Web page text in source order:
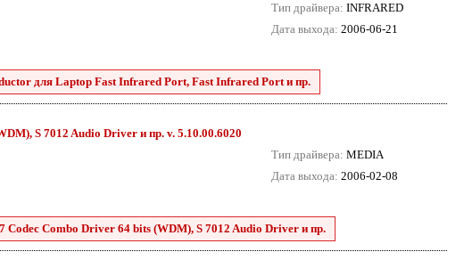
Тип драйвера: INFRARED
Дата выхода: 2006-06-21
для Laptop Fast Infrared Port, Fast Infrared Port и пр.
S 7012 Audio Driver и пр. v. 5.10.00.6020
Тип драйвера: MEDIA
Дата выхода: 2006-02-08
Codec Combo Driver 64 bits (WDM), S 7012 Audio Driver и пр.